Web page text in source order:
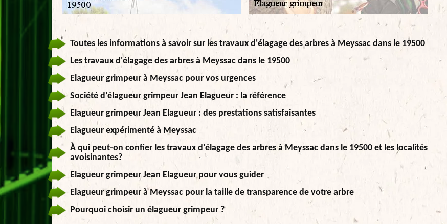
Toutes les informations à savoir sur les travaux d'élagage des arbres à Meyssac dans le 19500
Les travaux d'élagage des arbres à Meyssac dans le 19500
Elagueur grimpeur à Meyssac pour vos urgences
Société d’élagueur grimpeur Jean Elagueur : la référence
Elagueur grimpeur Jean Elagueur : des prestations satisfaisantes
Elagueur expérimenté à Meyssac
À qui peut-on confier les travaux d'élagage des arbres à Meyssac dans le 19500 et les localités
avoisinantes?
Elagueur grimpeur Jean Elagueur pour vous guider
Elagueur grimpeur à Meyssac pour la taille de transparence de votre arbre
Pourquoi choisir un élagueur grimpeur ?